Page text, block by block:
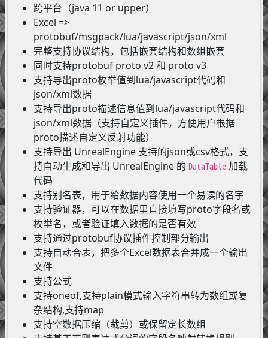
跨平台（java 11 or upper）
Excel =>
protobuf/msgpack/lua/javascript/json/xml
完整支持协议结构，包括嵌套结构和数组嵌套
同时支持protobuf proto v2 和 proto v3
支持导出proto枚举值到lua/javascript代码和
json/xml数据
支持导出proto描述信息值到lua/javascript代码和
json/xml数据（支持自定义插件，方便用户根据
proto描述自定义反射功能）
支持导出 UnrealEngine 支持的json或csv格式，支
持自动生成和导出 UnrealEngine 的 DataTable加载
代码
支持别名表，用于给数据内容使用一个易读的名字
支持验证器，可以在数据里直接填写proto字段名或
枚举名，或者验证填入数据的是否有效
支持通过protobuf协议插件控制部分输出
支持自动合表，把多个Excel数据表合并成一个输出
文件
支持公式
支持oneof,支持plain模式输入字符串转为数组或复
杂结构,支持map
支持空数据压缩（裁剪）或保留定长数组